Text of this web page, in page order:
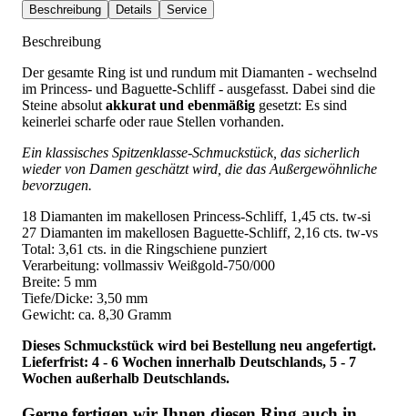
Beschreibung Details Service
Beschreibung
Der gesamte Ring ist und rundum mit Diamanten - wechselnd
im Princess- und Baguette-Schliff - ausgefasst. Dabei sind die
Steine absolut akkurat und ebenmäßig gesetzt: Es sind
keinerlei scharfe oder raue Stellen vorhanden.
Ein klassisches Spitzenklasse-Schmuckstück, das sicherlich
wieder von Damen geschätzt wird, die das Außergewöhnliche
bevorzugen.
18 Diamanten im makellosen Princess-Schliff, 1,45 cts. tw-si
27 Diamanten im makellosen Baguette-Schliff, 2,16 cts. tw-vs
Total: 3,61 cts. in die Ringschiene punziert
Verarbeitung: vollmassiv Weißgold-750/000
Breite: 5 mm
Tiefe/Dicke: 3,50 mm
Gewicht: ca. 8,30 Gramm
Dieses Schmuckstück wird bei Bestellung neu angefertigt.
Lieferfrist: 4 - 6 Wochen innerhalb Deutschlands, 5 - 7
Wochen außerhalb Deutschlands.